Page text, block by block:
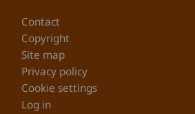
Contact
Copyright
Site map
Privacy policy
Cookie settings
Log in